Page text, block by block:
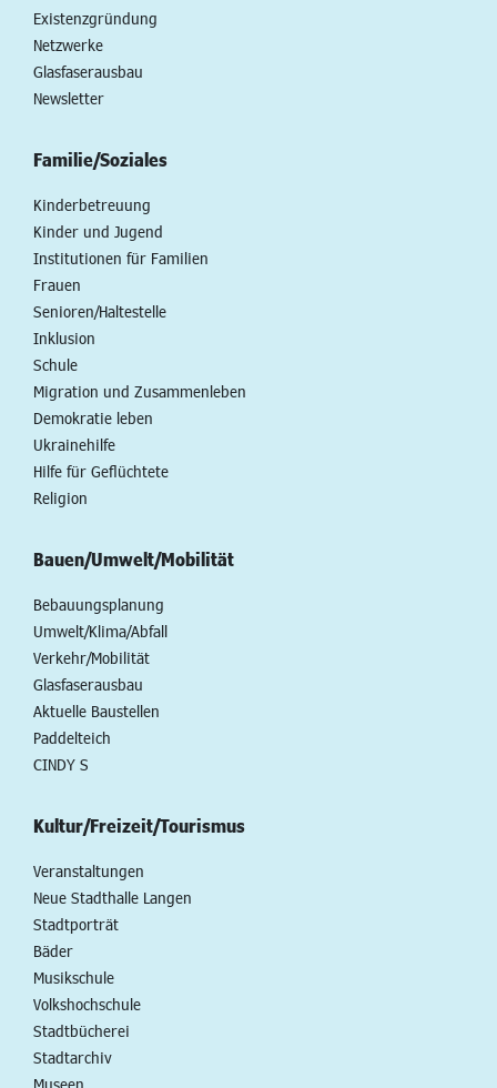
Existenzgründung
Netzwerke
Glasfaserausbau
Newsletter
Familie/Soziales
Kinderbetreuung
Kinder und Jugend
Institutionen für Familien
Frauen
Senioren/Haltestelle
Inklusion
Schule
Migration und Zusammenleben
Demokratie leben
Ukrainehilfe
Hilfe für Geflüchtete
Religion
Bauen/Umwelt/Mobilität
Bebauungsplanung
Umwelt/Klima/Abfall
Verkehr/Mobilität
Glasfaserausbau
Aktuelle Baustellen
Paddelteich
CINDY S
Kultur/Freizeit/Tourismus
Veranstaltungen
Neue Stadthalle Langen
Stadtporträt
Bäder
Musikschule
Volkshochschule
Stadtbücherei
Stadtarchiv
Museen